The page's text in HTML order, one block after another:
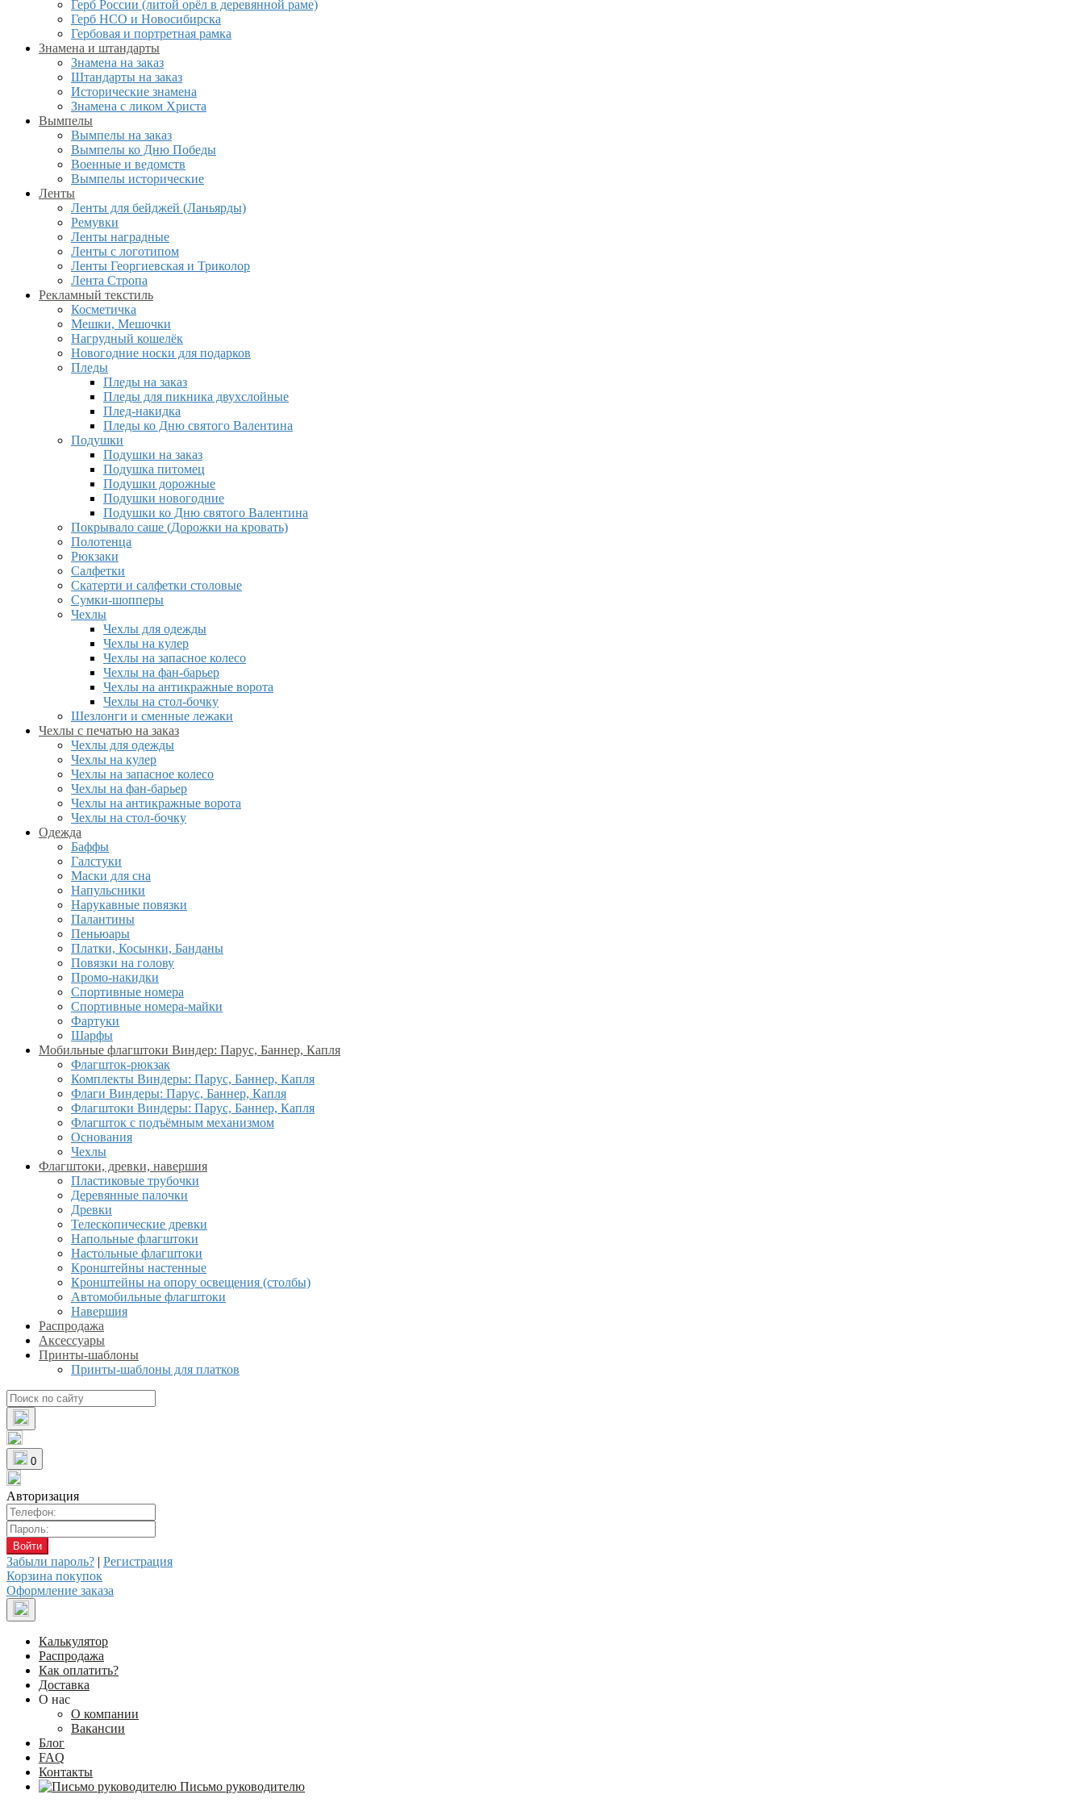
Герб России (литой орёл в деревянной раме)
Герб НСО и Новосибирска
Гербовая и портретная рамка
Знамена и штандарты
Знамена на заказ
Штандарты на заказ
Исторические знамена
Знамена с ликом Христа
Вымпелы
Вымпелы на заказ
Вымпелы ко Дню Победы
Военные и ведомств
Вымпелы исторические
Ленты
Ленты для бейджей (Ланьярды)
Ремувки
Ленты наградные
Ленты с логотипом
Ленты Георгиевская и Триколор
Лента Стропа
Рекламный текстиль
Косметичка
Мешки, Мешочки
Нагрудный кошелёк
Новогодние носки для подарков
Пледы
Пледы на заказ
Пледы для пикника двухслойные
Плед-накидка
Пледы ко Дню святого Валентина
Подушки
Подушки на заказ
Подушка питомец
Подушки дорожные
Подушки новогодние
Подушки ко Дню святого Валентина
Покрывало саше (Дорожки на кровать)
Полотенца
Рюкзаки
Салфетки
Скатерти и салфетки столовые
Сумки-шопперы
Чехлы
Чехлы для одежды
Чехлы на кулер
Чехлы на запасное колесо
Чехлы на фан-барьер
Чехлы на антикражные ворота
Чехлы на стол-бочку
Шезлонги и сменные лежаки
Чехлы с печатью на заказ
Чехлы для одежды
Чехлы на кулер
Чехлы на запасное колесо
Чехлы на фан-барьер
Чехлы на антикражные ворота
Чехлы на стол-бочку
Одежда
Баффы
Галстуки
Маски для сна
Напульсники
Нарукавные повязки
Палантины
Пеньюары
Платки, Косынки, Банданы
Повязки на голову
Промо-накидки
Спортивные номера
Спортивные номера-майки
Фартуки
Шарфы
Мобильные флагштоки Виндер: Парус, Баннер, Капля
Флагшток-рюкзак
Комплекты Виндеры: Парус, Баннер, Капля
Флаги Виндеры: Парус, Баннер, Капля
Флагштоки Виндеры: Парус, Баннер, Капля
Флагшток с подъёмным механизмом
Основания
Чехлы
Флагштоки, древки, навершия
Пластиковые трубочки
Деревянные палочки
Древки
Телескопические древки
Напольные флагштоки
Настольные флагштоки
Кронштейны настенные
Кронштейны на опору освещения (столбы)
Автомобильные флагштоки
Навершия
Распродажа
Аксессуары
Принты-шаблоны
Принты-шаблоны для платков
0
Авторизация
Забыли пароль? | Регистрация
Корзина покупок
Оформление заказа
Калькулятор
Распродажа
Как оплатить?
Доставка
О нас
О компании
Вакансии
Блог
FAQ
Контакты
Письмо руководителю